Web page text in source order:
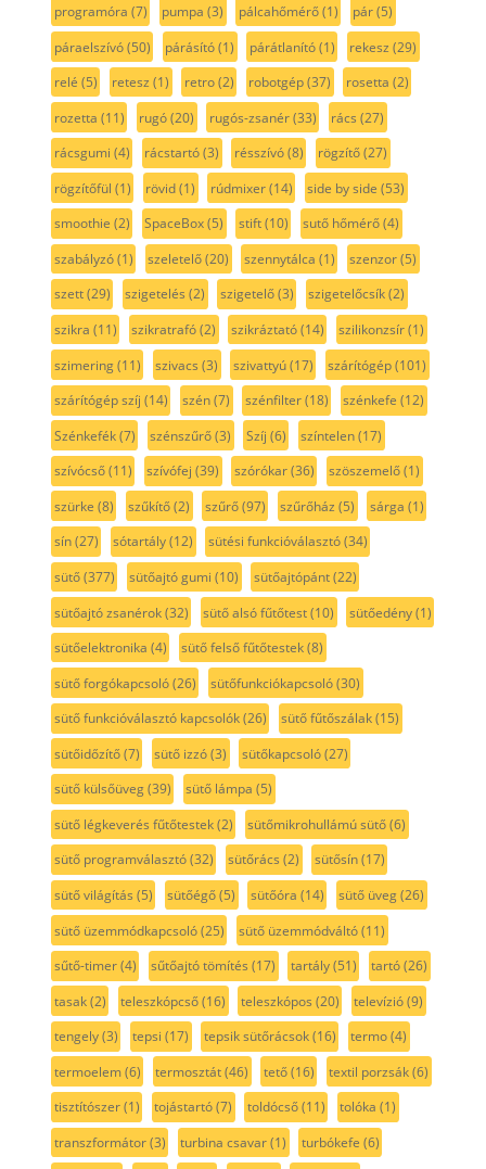
programóra (7) pumpa (3) pálcahőmérő(1) pár(5)
páraelszívó(50) párásító(1) párátlanító(1) rekesz (29)
relé (5) retesz (1) retro(2) robotgép(37) rosetta (2)
rozetta (11) rugó(20) rugós-zsanér(33) rács (27)
rácsgumi (4) rácstartó(3) résszívó(8) rögzítő(27)
rögzítőfül (1) rövid(1) rúdmixer(14) side by side (53)
smoothie (2) SpaceBox(5) stift(10) sutő hőmérő(4)
szabályzó(1) szeletelő(20) szennytálca (1) szenzor(5)
szett(29) szigetelés (2) szigetelő(3) szigetelőcsík(2)
szikra (11) szikratrafó(2) szikráztató(14) szilikonzsír(1)
szimering(11) szivacs (3) szivattyú(17) szárítógép(101)
szárítógép szíj (14) szén(7) szénfilter(18) szénkefe (12)
Szénkefék(7) szénszűrő(3) Szíj (6) színtelen(17)
szívócső(11) szívófej (39) szórókar(36) szöszemelő(1)
szürke (8) szűkítő(2) szűrő(97) szűrőház (5) sárga (1)
sín(27) sótartály(12) sütési funkcióválasztó(34)
sütő(377) sütőajtó gumi (10) sütőajtópánt(22)
sütőajtó zsanérok(32) sütő alsó fűtőtest(10) sütőedény(1)
sütőelektronika (4) sütő felső fűtőtestek(8)
sütő forgókapcsoló(26) sütőfunkciókapcsoló(30)
sütő funkcióválasztó kapcsolók(26) sütő fűtőszálak(15)
sütőidőzítő(7) sütő izzó(3) sütőkapcsoló(27)
sütő külsőüveg(39) sütő lámpa (5)
sütő légkeverés fűtőtestek(2) sütőmikrohullámú sütő(6)
sütő programválasztó(32) sütőrács (2) sütősín(17)
sütő világítás (5) sütőégő(5) sütőóra (14) sütő üveg(26)
sütő üzemmódkapcsoló(25) sütő üzemmódváltó(11)
sűtő-timer(4) sűtőajtó tömítés (17) tartály(51) tartó(26)
tasak(2) teleszkópcső(16) teleszkópos (20) televízió(9)
tengely(3) tepsi (17) tepsik sütőrácsok(16) termo(4)
termoelem(6) termosztát(46) tető(16) textil porzsák(6)
tisztítószer(1) tojástartó(7) toldócső(11) tolóka (1)
transzformátor(3) turbina csavar(1) turbókefe (6)